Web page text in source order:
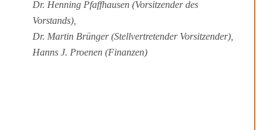
Dr. Henning Pfaffhausen (Vorsitzender des
Vorstands),
Dr. Martin Brünger (Stellvertretender Vorsitzender),
Hanns J. Proenen (Finanzen)